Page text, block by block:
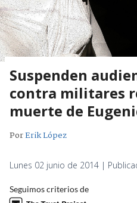
Suspenden
contra militares
muerte de
PorErik López
Lunes 02 junio de 2014 |
Seguimos criterios de